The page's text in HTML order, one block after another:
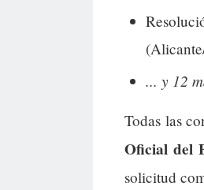
... y 12
Todas las
Oficial del
solicitud